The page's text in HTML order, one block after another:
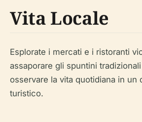
Vita Locale
Esplorate i mercati e i ristoranti
assaporare gli spuntini
osservare la vita quotidiana in un
turistico.